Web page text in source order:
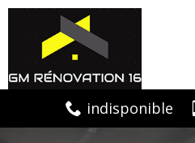
indisponible